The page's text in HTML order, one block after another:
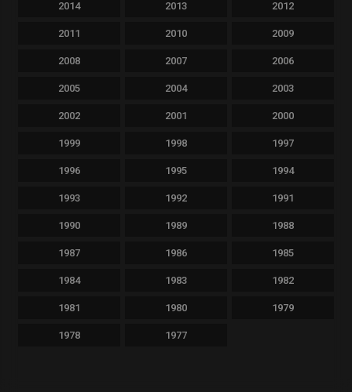
2014 2013 2012
2011 2010 2009
2008 2007 2006
2005 2004 2003
2002 2001 2000
1999 1998 1997
1996 1995 1994
1993 1992 1991
1990 1989 1988
1987 1986 1985
1984 1983 1982
1981 1980 1979
1978 1977